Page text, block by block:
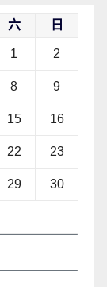
六 日
1 2
8 9
15 16
22 23
29 30